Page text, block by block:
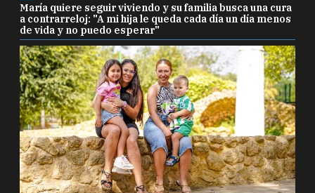
María quiere seguir viviendo y su familia busca una cura
a contrarreloj: "A mi hija le queda cada día un día menos
de vida y no puedo esperar"